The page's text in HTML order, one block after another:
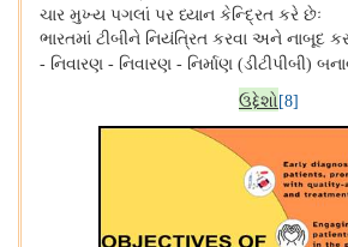
ચાર મુખ્ય પગલાં પર ધ્યાન કેન્દ્રિત કરે છેઃ
ભારતમાં ટીબીને નિયંત્રિત કરવા અને નાબૂદ
- નિવારણ - નિવારણ - નિર્માણ (ડીટીપીબી)
ઉદ્દેશો [8]